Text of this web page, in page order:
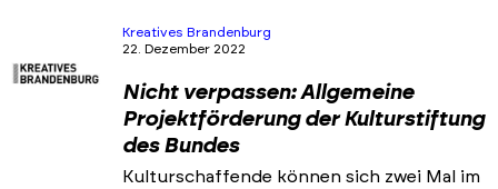
Kreatives Brandenburg
22. Dezember 2022
Nicht verpassen: Allgemeine
Projektförderung der Kulturstiftung
des Bundes
Kulturschaffende können sich zwei Mal im